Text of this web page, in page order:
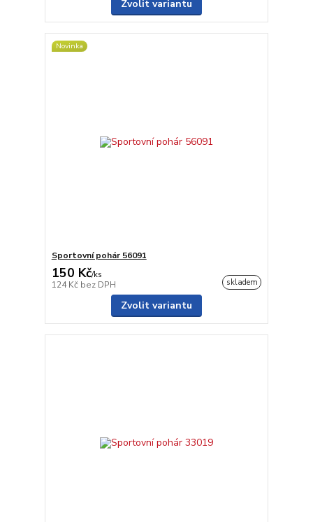
Zvolit variantu
Novinka
Sportovní pohár 56091
150 Kč/ks
124 Kč bez DPH skladem
Zvolit variantu